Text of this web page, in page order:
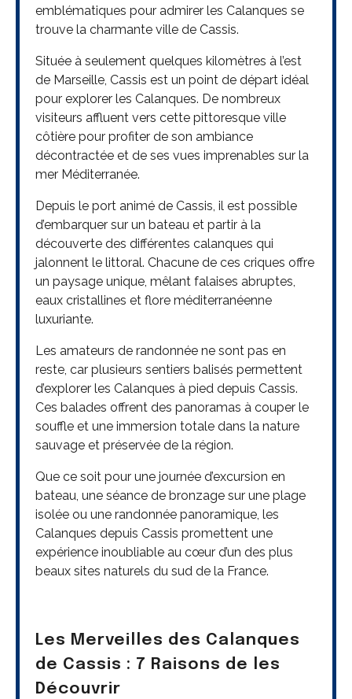
emblématiques pour admirer les Calanques se
trouve la charmante ville de Cassis.
Située à seulement quelques kilomètres à l’est
de Marseille, Cassis est un point de départ idéal
pour explorer les Calanques. De nombreux
visiteurs affluent vers cette pittoresque ville
côtière pour profiter de son ambiance
décontractée et de ses vues imprenables sur la
mer Méditerranée.
Depuis le port animé de Cassis, il est possible
d’embarquer sur un bateau et partir à la
découverte des différentes calanques qui
jalonnent le littoral. Chacune de ces criques offre
un paysage unique, mêlant falaises abruptes,
eaux cristallines et flore méditerranéenne
luxuriante.
Les amateurs de randonnée ne sont pas en
reste, car plusieurs sentiers balisés permettent
d’explorer les Calanques à pied depuis Cassis.
Ces balades offrent des panoramas à couper le
souffle et une immersion totale dans la nature
sauvage et préservée de la région.
Que ce soit pour une journée d’excursion en
bateau, une séance de bronzage sur une plage
isolée ou une randonnée panoramique, les
Calanques depuis Cassis promettent une
expérience inoubliable au cœur d’un des plus
beaux sites naturels du sud de la France.
Les Merveilles des Calanques
de Cassis : 7 Raisons de les
Découvrir